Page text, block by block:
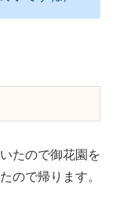
たので御花園を
ので帰ります。